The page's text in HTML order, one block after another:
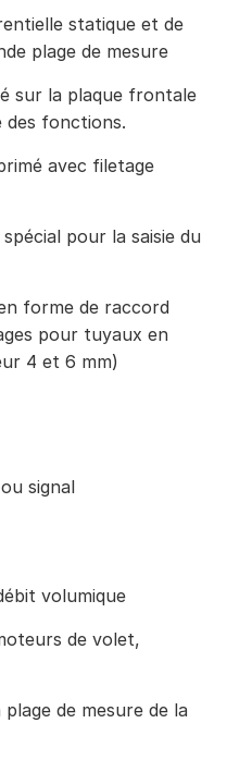
statique et de
plage de mesure
sur la plaque frontale
des fonctions.
avec filetage
pour la saisie du
forme de raccord
pour tuyaux en
4 et 6 mm)
signal
volumique
de volet,
de mesure de la